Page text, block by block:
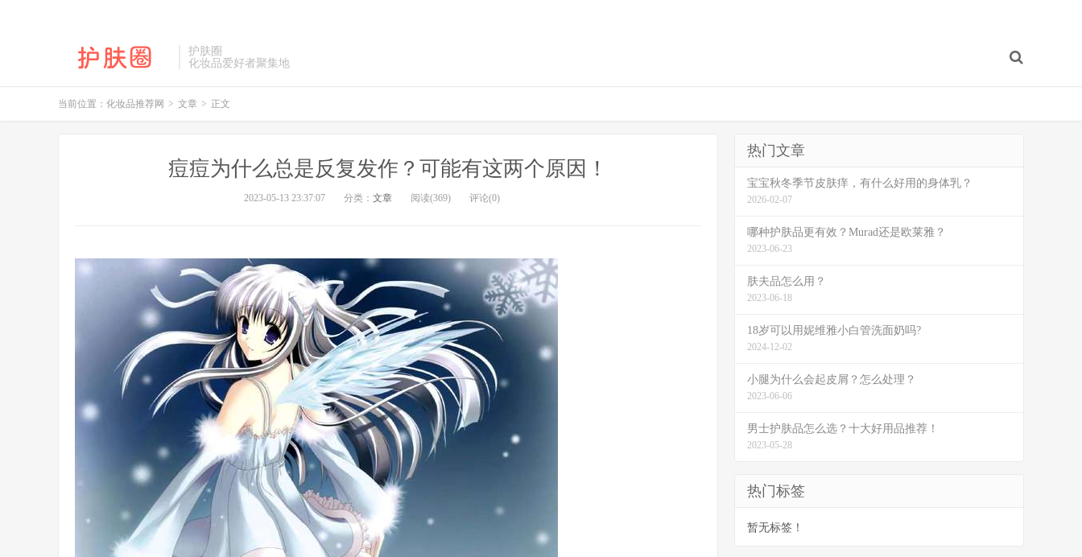
护肤圈
化妆品爱好者聚集地
当前位置： 化妆品推荐网 > 文章 > 正文
痘痘为什么总是反复发作？可能有这两个原因！
2023-05-13 23:37:07 分类： 文章 阅读(369) 评论(0)
热门文章
宝宝秋冬季节皮肤痒，有什么好用的身体乳？
2026-02-07
哪种护肤品更有效？Murad还是欧莱雅？
2023-06-23
肤夫品怎么用？
2023-06-18
18岁可以用妮维雅小白管洗面奶吗?
2024-12-02
小腿为什么会起皮屑？怎么处理？
2023-06-06
男士护肤品怎么选？十大好用品推荐！
2023-05-28
热门标签
暂无标签！